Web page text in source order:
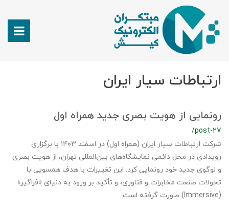
ارتباطات سیار ایران
رونمایی از هویت بصری جدید همراه اول
/post-27
شرکت ارتباطات سیار ایران (همراه اول) در اسفند ۱۴۰۳ با برگزاری
رویدادی در محل دائمی نمایشگاه‌های بین‌المللی تهران، از هویت بصری
و لوگوی جدید خود رونمایی کرد. این تغییرات با هدف همسویی با
تحولات صنعت مخابرات و فناوری، و تأکید بر ورود به دنیای «فراگیر»
(Immersive) صورت گرفته است.